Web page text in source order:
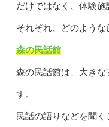
だけではなく、体験施
それぞれ、どのような
森の民話館
森の民話館は、大き
す。
民話の語りなどを聞